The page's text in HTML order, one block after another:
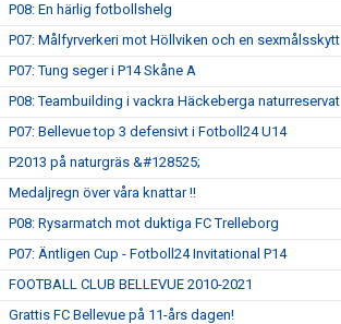
P08: En härlig fotbollshelg
P07: Målfyrverkeri mot Höllviken och en sexmålsskytt
P07: Tung seger i P14 Skåne A
P08: Teambuilding i vackra Häckeberga naturreservat
P07: Bellevue top 3 defensivt i Fotboll24 U14
P2013 på naturgräs &#128525;
Medaljregn över våra knattar !!
P08: Rysarmatch mot duktiga FC Trelleborg
P07: Äntligen Cup - Fotboll24 Invitational P14
FOOTBALL CLUB BELLEVUE 2010-2021
Grattis FC Bellevue på 11-års dagen!